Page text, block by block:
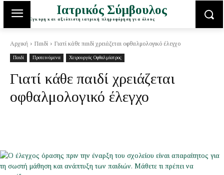
Ιατρικός Σύμβουλος
Έγκυρη και αξιόπιστη ιατρική πληροφόρηση για όλους
Αρχική Παιδί Γιατί κάθε παιδί χρειάζεται οφθαλμολογικό έλεγχο
Παιδί Προτεινόμενα Χειρουργός Οφθαλμίατρος
Γιατί κάθε παιδί χρειάζεται
οφθαλμολογικό έλεγχο